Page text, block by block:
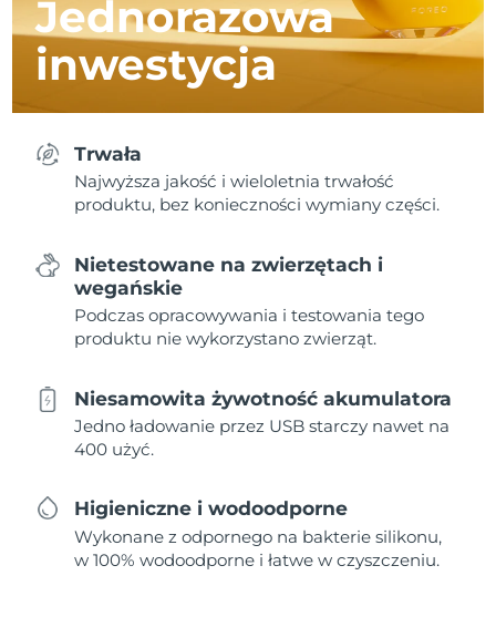
Jednorazowa
inwestycja
Trwała
Najwyższa jakość i wieloletnia trwałość
produktu, bez konieczności wymiany części.
Nietestowane na zwierzętach i
wegańskie
Podczas opracowywania i testowania tego
produktu nie wykorzystano zwierząt.
Niesamowita żywotność akumulatora
Jedno ładowanie przez USB starczy nawet na
400 użyć.
Higieniczne i wodoodporne
Wykonane z odpornego na bakterie silikonu,
w 100% wodoodporne i łatwe w czyszczeniu.